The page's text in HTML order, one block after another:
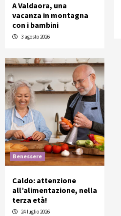
A Valdaora, una
vacanza in montagna
con i bambini
3 agosto 2026
Benessere
Caldo: attenzione
all’alimentazione, nella
terza età!
24 luglio 2026